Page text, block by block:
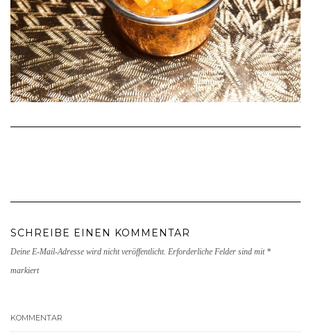
SCHREIBE EINEN KOMMENTAR
Deine E-Mail-Adresse wird nicht veröffentlicht. Erforderliche Felder sind mit *
markiert
KOMMENTAR